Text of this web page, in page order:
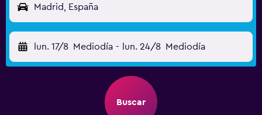
Madrid, España
lun. 17/8 Mediodía - lun. 24/8 Mediodía
Buscar